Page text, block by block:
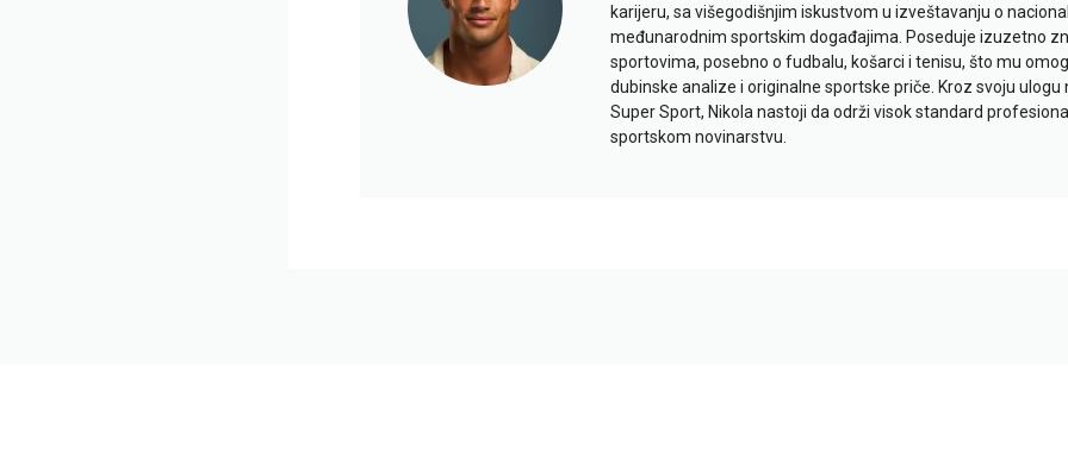
karijeru, sa višegodišnjim iskustvom u izveštavanju o
međunarodnim sportskim događajima. Poseduje izuzetno
sportovima, posebno o fudbalu, košarci i tenisu, što mu
dubinske analize i originalne sportske priče. Kroz svoju ulogu
Super Sport, Nikola nastoji da održi visok standard
sportskom novinarstvu.